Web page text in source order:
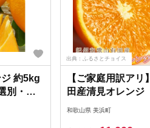
約5kg
別・果
庭用)
出典：ふるさとチョイス
【ご家庭用訳アリ
田産清見オレン
※2026年3月下旬
和歌山県 美浜町